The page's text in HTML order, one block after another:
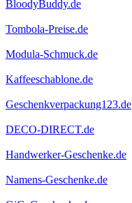
BloodyBuddy.de
Tombola-Preise.de
Modula-Schmuck.de
Kaffeeschablone.de
Geschenkverpackung123.de
DECO-DIRECT.de
Handwerker-Geschenke.de
Namens-Geschenke.de